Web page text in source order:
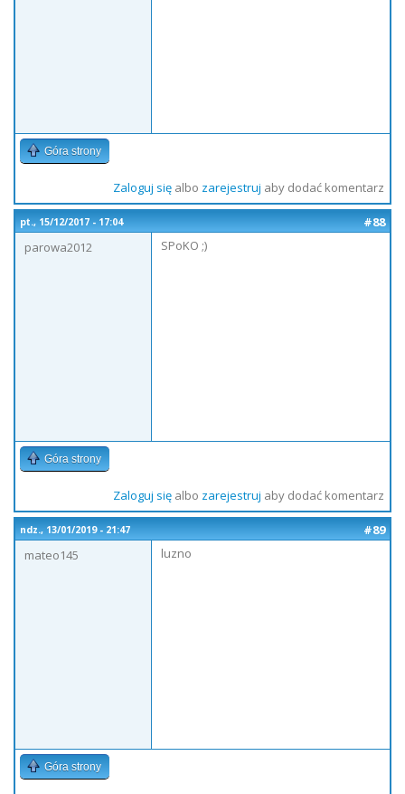
Góra strony
Zaloguj sięalbo zarejestruj aby dodać komentarz
pt., 15/12/2017 - 17:04
#88
parowa2012
SPoKO ;)
Góra strony
Zaloguj sięalbo zarejestruj aby dodać komentarz
ndz., 13/01/2019 - 21:47
#89
mateo145
luzno
Góra strony